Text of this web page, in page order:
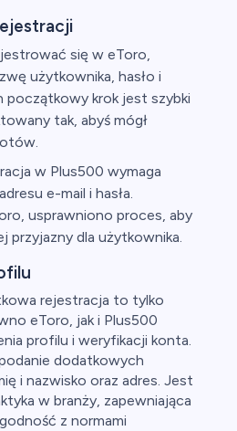
się w eToro,
użytkownika, hasło i
początkowy krok jest szybki
tak, abyś mógł
w Plus500 wymaga
e-mail i hasła.
usprawniono proces, aby
przyjazny dla użytkownika.
rejestracja to tylko
eToro, jak i Plus500
profilu i weryfikacji konta.
dodatkowych
i nazwisko oraz adres. Jest
w branży, zapewniająca
z normami